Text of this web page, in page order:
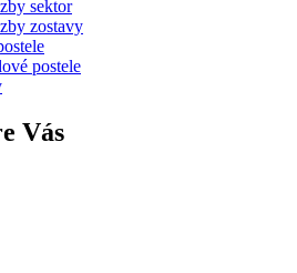
sektor
zostavy
postele
Vás